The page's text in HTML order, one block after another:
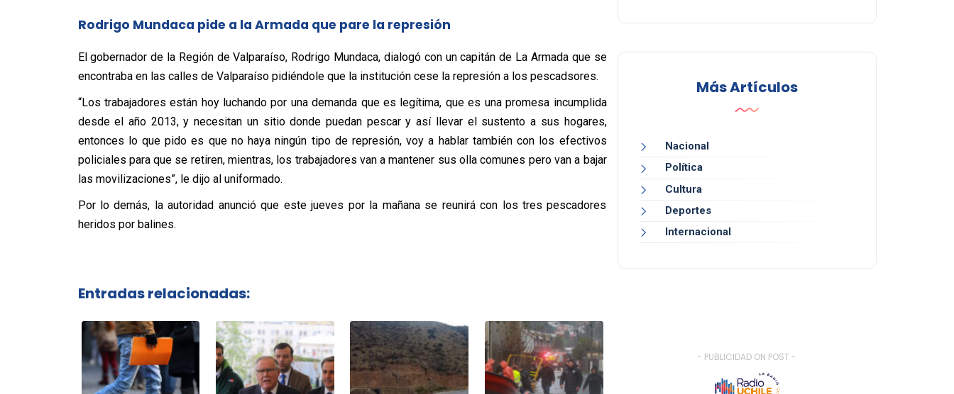
Rodrigo Mundaca pide a la Armada que pare la represión
El gobernador de la Región de Valparaíso, Rodrigo Mundaca, dialogó con un capitán de La Armada que se
encontraba en las calles de Valparaíso pidiéndole que la institución cese la represión a los pescadsores.
“Los trabajadores están hoy luchando por una demanda que es legítima, que es una promesa incumplida
desde el año 2013, y necesitan un sitio donde puedan pescar y así llevar el sustento a sus hogares,
entonces lo que pido es que no haya ningún tipo de represión, voy a hablar también con los efectivos
policiales para que se retiren, mientras, los trabajadores van a mantener sus olla comunes pero van a bajar
las movilizaciones”, le dijo al uniformado.
Por lo demás, la autoridad anunció que este jueves por la mañana se reunirá con los tres pescadores
heridos por balines.
Entradas relacionadas:
Más Artículos
Nacional
Política
Cultura
Deportes
Internacional
- PUBLICIDAD ON POST -